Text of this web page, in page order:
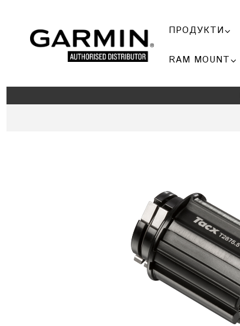
ПРОДУКТИ
RAM MOUNT